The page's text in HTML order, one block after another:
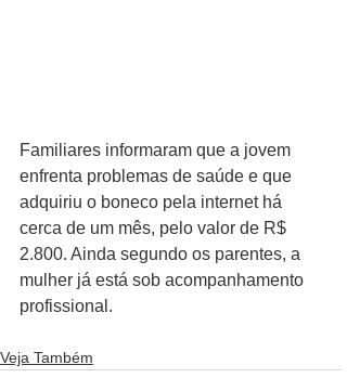
Familiares informaram que a jovem
enfrenta problemas de saúde e que
adquiriu o boneco pela internet há
cerca de um mês, pelo valor de R$
2.800. Ainda segundo os parentes, a
mulher já está sob acompanhamento
profissional.
Veja Também